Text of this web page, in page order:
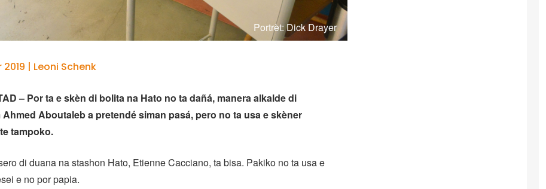
Portrèt: Dick Drayer
| Leoni Schenk
– Por ta e skèn di bolita na Hato no ta dañá, manera alkalde di
Ahmed Aboutaleb a pretendé siman pasá, pero no ta usa e skèner
tampoko.
di duana na stashon Hato, Etienne Cacciano, ta bisa. Pakiko no ta usa e
e no por papia.